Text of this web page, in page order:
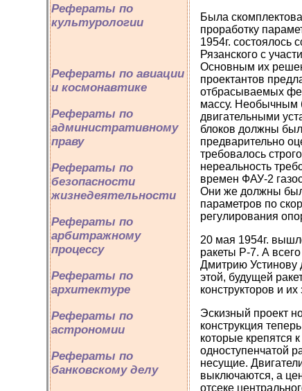
Рефераты по
культурологии
Рефераты по авиации
и космонавтике
Рефераты по
административному
праву
Рефераты по
безопасности
жизнедеятельности
Рефераты по
арбитражному
процессу
Рефераты по
архитектуре
Рефераты по
астрономии
Рефераты по
банковскому делу
Была
проработку
1954г.
Рязанского с
Основным их
проектантов
отбрасываемых
массу. Необычным
двигательными
блоков должны
предварительно
требовалось
нереальность
времен ФАУ‑2
Они же должны
параметров по
регулирования
20 мая 1954г.
ракеты Р‑7. А
Дмитрию Устинову
этой, будущей
конструкторов и
Эскизный проект
конструкция
которые крепятся
одноступенчатой
несущие.
выключаются, а
отсеке